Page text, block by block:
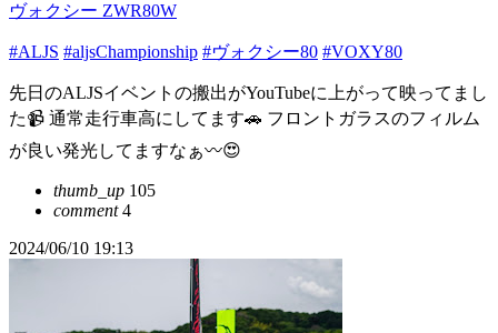
ヴォクシー ZWR80W
#ALJS #aljsChampionship #ヴォクシー80 #VOXY80
先日のALJSイベントの搬出がYouTubeに上がって映ってまし
た📹 通常走行車高にしてます🚗 フロントガラスのフィルム
が良い発光してますなぁ〰️😍
thumb_up 105
comment4
2024/06/10 19:13